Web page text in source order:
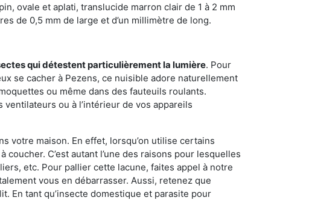
ovale et aplati, translucide marron clair de 1 à 2 mm
de 0,5 mm de large et d’un millimètre de long.
qui détestent particulièrement la lumière. Pour
se cacher à Pezens, ce nuisible adore naturellement
ou même dans des fauteuils roulants.
ou à l’intérieur de vos appareils
votre maison. En effet, lorsqu’on utilise certains
C’est autant l’une des raisons pour lesquelles
etc. Pour pallier cette lacune, faites appel à notre
vous en débarrasser. Aussi, retenez que
En tant qu’insecte domestique et parasite pour